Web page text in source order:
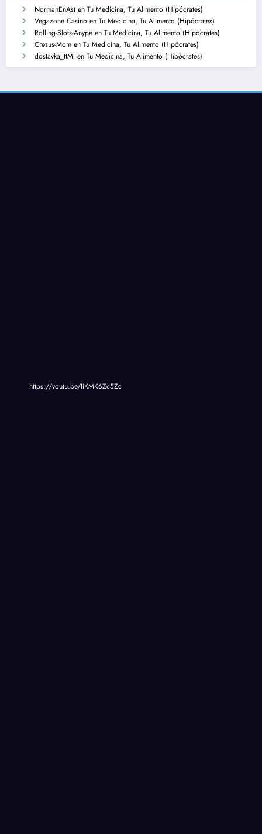
NormanEnAst en Tu Medicina, Tu Alimento (Hipócrates)
Vegazone Casino en Tu Medicina, Tu Alimento (Hipócrates)
Rolling-Slots-Anype en Tu Medicina, Tu Alimento (Hipócrates)
Cresus-Mom en Tu Medicina, Tu Alimento (Hipócrates)
dostavka_ttMl en Tu Medicina, Tu Alimento (Hipócrates)
https://youtu.be/IiKMK6Zc5Zc